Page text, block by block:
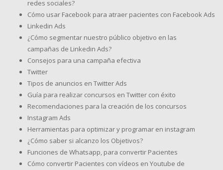
redes sociales?
Cómo usar Facebook para atraer pacientes con Facebook Ads
Linkedin Ads
¿Cómo segmentar nuestro público objetivo en las
campañas de Linkedin Ads?
Consejos para una campaña efectiva
Twitter
Tipos de anuncios en Twitter Ads
Guía para realizar concursos en Twitter con éxito
Recomendaciones para la creación de los concursos
Instagram Ads
Herramientas para optimizar y programar en instagram
¿Cómo saber si alcanzo los Objetivos?
Funciones de Whatsapp, para convertir Pacientes
Cómo convertir Pacientes con vídeos en Youtube de